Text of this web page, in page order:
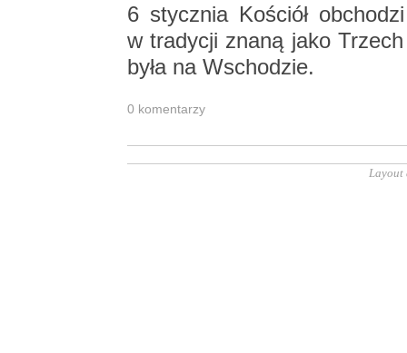
6 stycz­nia Ko­ściół
w tra­dy­cji znaną jako
była na Wscho­dzie.
0 ko­men­ta­rzy
Layout